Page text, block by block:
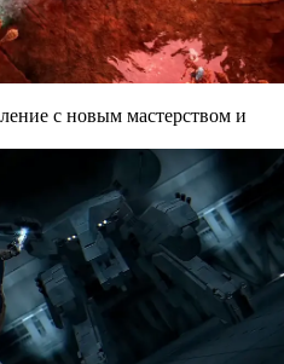
с новым мастерством и